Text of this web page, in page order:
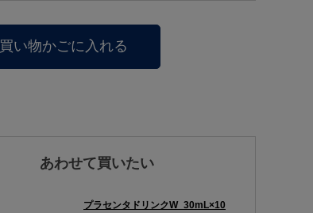
買い物かごに入れる
あわせて買いたい
プラセンタドリンクW_30mL×10